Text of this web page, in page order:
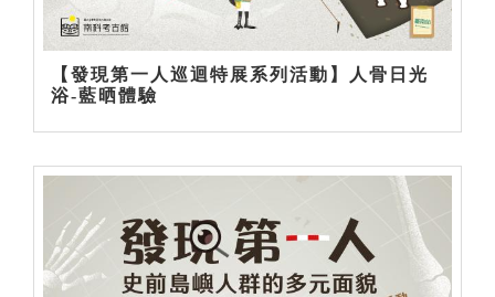
【發現第一人巡迴特展系列活動】人骨日光
浴-藍晒體驗